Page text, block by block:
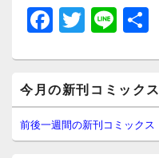
F
a
c
e
b
o
T
wi
tt
er
Li
n
e
イ
ン
サ
イ
今月の新刊コミックス
前後一週間の新刊コミックス